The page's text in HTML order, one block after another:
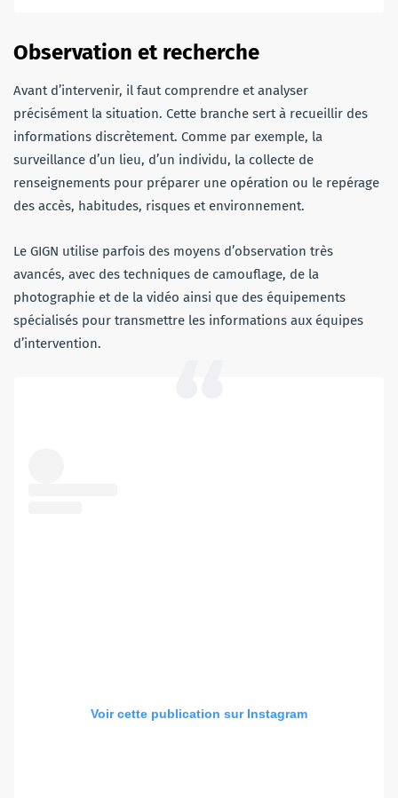
Observation et recherche
Avant d’intervenir, il faut comprendre et analyser
précisément la situation. Cette branche sert à recueillir des
informations discrètement. Comme par exemple, la
surveillance d’un lieu, d’un individu, la collecte de
renseignements pour préparer une opération ou le repérage
des accès, habitudes, risques et environnement.
Le GIGN utilise parfois des moyens d’observation très
avancés, avec des techniques de camouflage, de la
photographie et de la vidéo ainsi que des équipements
spécialisés pour transmettre les informations aux équipes
d’intervention.
Voir cette publication sur Instagram